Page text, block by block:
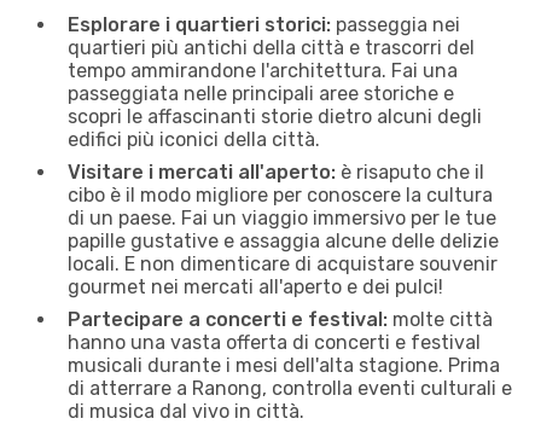
Esplorare i quartieri storici: passeggia nei
quartieri più antichi della città e trascorri del
tempo ammirandone l'architettura. Fai una
passeggiata nelle principali aree storiche e
scopri le affascinanti storie dietro alcuni degli
edifici più iconici della città.
Visitare i mercati all'aperto: è risaputo che il
cibo è il modo migliore per conoscere la cultura
di un paese. Fai un viaggio immersivo per le tue
papille gustative e assaggia alcune delle delizie
locali. E non dimenticare di acquistare souvenir
gourmet nei mercati all'aperto e dei pulci!
Partecipare a concerti e festival: molte città
hanno una vasta offerta di concerti e festival
musicali durante i mesi dell'alta stagione. Prima
di atterrare a Ranong, controlla eventi culturali e
di musica dal vivo in città.